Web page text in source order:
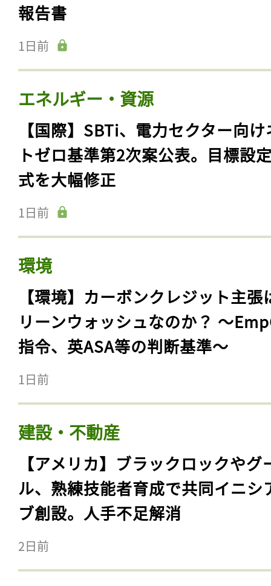
報告書
1日前
エネルギー・資源
【国際】SBTi、電力セクター向
トゼロ基準第2次案公表。目標設
式を大幅修正
1日前
環境
【環境】カーボンクレジット主張
リーンウォッシュなのか？ 〜
指令、英ASA等の判断基準〜
1日前
建設・不動産
【アメリカ】ブラックロックやグ
ル、熟練技能者育成で共同イニシ
ブ創設。人手不足解消
2日前